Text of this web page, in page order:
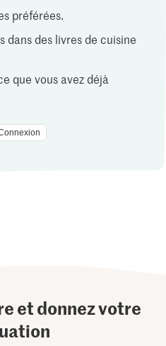
préférées.
dans des livres de cuisine
que vous avez déjà
et donnez votre